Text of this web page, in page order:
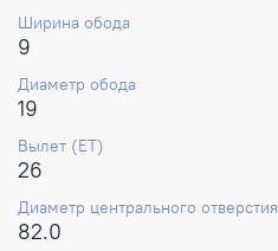
Ширина обода
9
Диаметр обода
19
Вылет (ET)
26
Диаметр центрального отверстия
82.0